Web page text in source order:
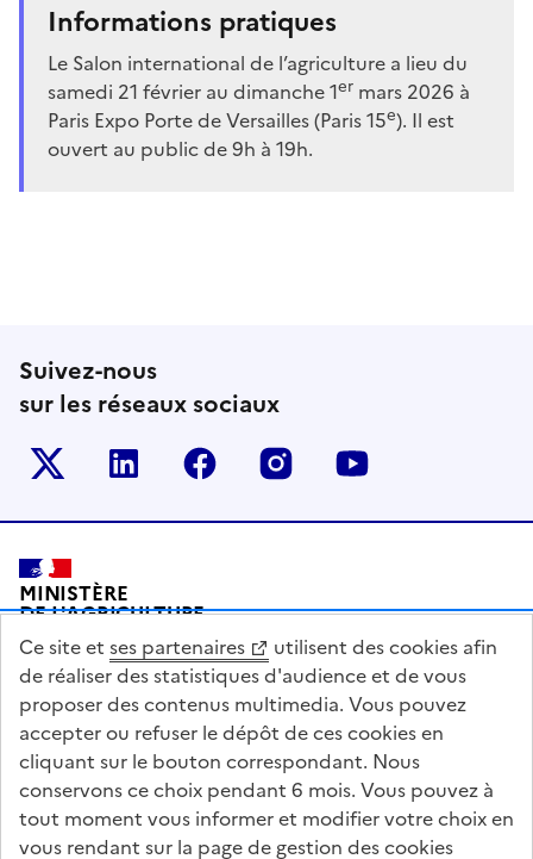
Informations pratiques
Le Salon international de l’agriculture a lieu du
samedi 21 février au dimanche 1er mars 2026 à
Paris Expo Porte de Versailles (Paris 15e). Il est
ouvert au public de 9h à 19h.
Suivez-nous
sur les réseaux sociaux
Le ministère sur Twitter
Le ministère sur LinkedIn
Le ministère sur Facebook
Le ministère sur
Pied de page
MINISTÈRE
DE L'AGRICULTURE
DE L'AGRO-ALIMENTAIRE
ET DE LA SOUVERAINETÉ
ALIMENTAIRE
legifrance.gouv.fr
info.gouv.fr
service-public.gouv.fr
data.gouv.fr
Ce site et ses partenaires
utilisent des cookies afin
de réaliser des statistiques d'audience et de vous
proposer des contenus multimedia. Vous pouvez
accepter ou refuser le dépôt de ces cookies en
cliquant sur le bouton correspondant. Nous
conservons ce choix pendant 6 mois. Vous pouvez à
tout moment vous informer et modifier votre choix en
vous rendant sur la page de gestion des cookies